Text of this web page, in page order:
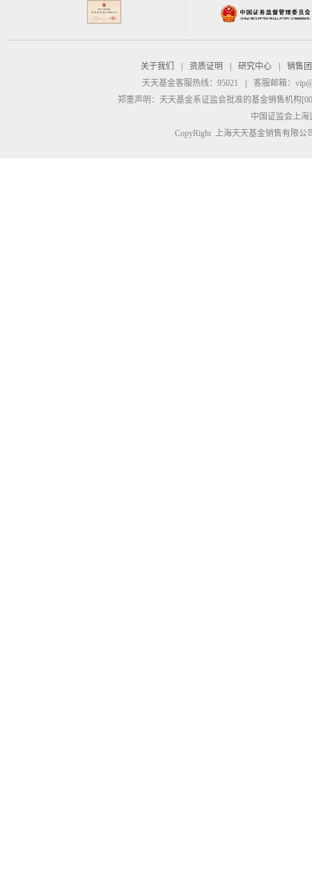
关于我们 资质证明 研究中心
销售
天天基金客服热线：95021
客服邮箱：
郑重声明： 天天基金系证监会批准的基金销售机构
中国证监会上
CopyRight 上海天天基金销售有限